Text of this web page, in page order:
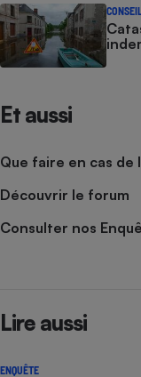
Et aussi
Que faire en cas de
Découvrir le forum
Consulter nos
Lire aussi
ENQUÊTE